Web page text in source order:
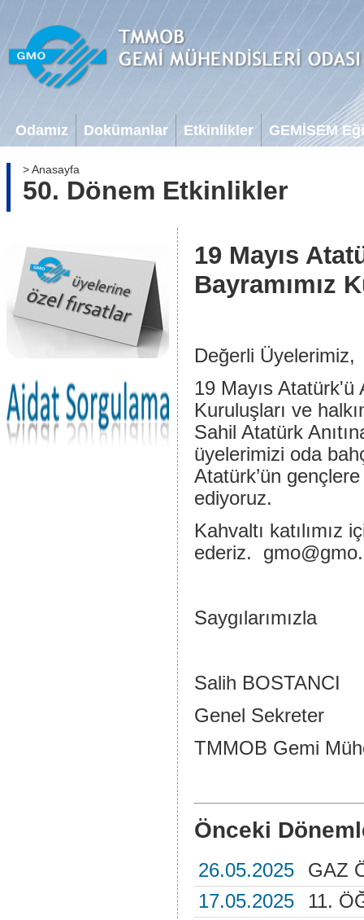
Odamız Dokümanlar Etkinlikler GEMİSEM
> Anasayfa
50. Dönem Etkinlikler
19 Mayıs
Bayramımız
Değerli Üyelerimiz,
19 Mayıs Atatürk'ü
Kuruluşları ve
Sahil Atatürk
üyelerimizi oda
Atatürk’ün
ediyoruz.
Kahvaltı katılımız
ederiz.
Saygılarımızla
Salih BOSTANCI
Genel Sekreter
TMMOB Gemi
Önceki
26.05.2025
GAZ
17.05.2025
11.